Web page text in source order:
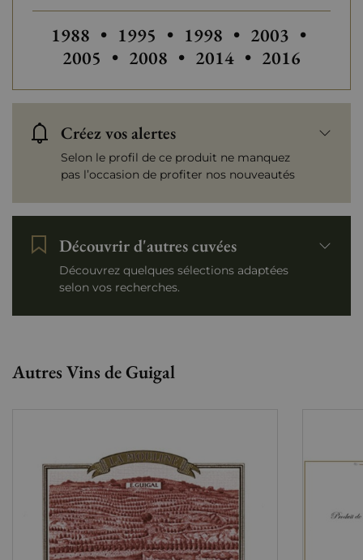
Autres millésimes de Guigal
1988 • Autres millésimes de Guigal
1995 • 1998 • Autres
2003 •
2005 • Autres millésimes de Guigal
2008 • Autres millésimes de
2014 • 2016
Créez vos alertes
Selon le profil de ce produit ne manquez
pas l’occasion de profiter nos nouveautés
Découvrir d'autres cuvées
Découvrez quelques sélections adaptées
selon vos recherches.
Autres Vins de Guigal